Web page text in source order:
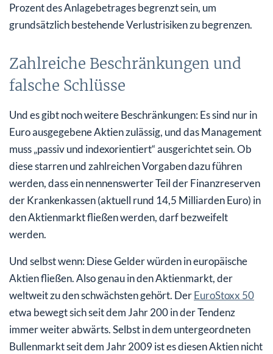
Prozent des Anlagebetrages begrenzt sein, um
grundsätzlich bestehende Verlustrisiken zu begrenzen.
Zahlreiche Beschränkungen und
falsche Schlüsse
Und es gibt noch weitere Beschränkungen: Es sind nur in
Euro ausgegebene Aktien zulässig, und das Management
muss „passiv und indexorientiert“ ausgerichtet sein. Ob
diese starren und zahlreichen Vorgaben dazu führen
werden, dass ein nennenswerter Teil der Finanzreserven
der Krankenkassen (aktuell rund 14,5 Milliarden Euro) in
den Aktienmarkt fließen werden, darf bezweifelt
werden.
Und selbst wenn: Diese Gelder würden in europäische
Aktien fließen. Also genau in den Aktienmarkt, der
weltweit zu den schwächsten gehört. DerEuroStoxx 50
etwa bewegt sich seit dem Jahr 200 in der Tendenz
immer weiter abwärts. Selbst in dem untergeordneten
Bullenmarkt seit dem Jahr 2009 ist es diesen Aktien nicht